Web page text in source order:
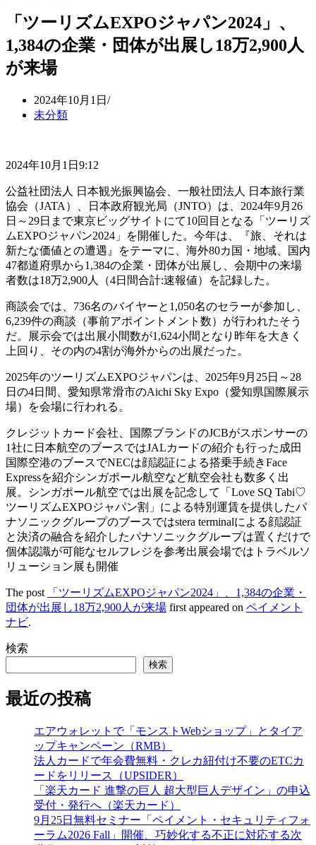
「ツーリズムEXPOジャパン2024」、
1,384の企業・団体が出展し18万2,900人
が来場
2024年10月1日
未分類
2024年10月1日9:12
公益社団法人 日本観光振興協会、一般社団法人 日本旅行業
協会（JATA）、日本政府観光局（JNTO）は、2024年9月26
日～29日まで東京ビッグサイトにて10回目となる「ツーリズ
ムEXPOジャパン2024」を開催した。今年は、『旅、それは
新たな価値との遭遇』をテーマに、海外80カ国・地域、国内
47都道府県から1,384の企業・団体が出展し、会期中の来場
者数は18万2,900人（4日間合計:速報値）を記録した。
商談会では、736名のバイヤーと1,050名のセラーが参加し、
6,239件の商談（事前アポイントメント数）が行われたそう
だ。展示会では出展小間数が1,624小間となり昨年を大きく
上回り、その内の4割が海外からの出展だった。
2025年のツーリズムEXPOジャパンは、2025年9月25日～28
日の4日間、愛知県常滑市のAichi Sky Expo（愛知県国際展示
場）を会場に行われる。
クレジットカード会社、国際ブランドのJCBがスポンサーの
1社に日本航空のブースではJALカードの紹介も行った成田
国際空港のブースでNECは顔認証による搭乗手続きFace
Expressを紹介シンガポール航空など航空会社も数多く出
展。シンガポール航空では出展を記念して「Love SQ Tabi♡
ツーリズムEXPOジャパン割」による特別運賃を提供したパ
ナソニックグループのブースではstera terminalによる顔認証
と決済の融合を紹介したパナソニックグループは置くだけで
個体認識が可能なセルフレジを参考出展会場ではトラベルソ
リューション展も開催
The post
「ツーリズムEXPOジャパン2024」、1,384の企業・
団体が出展し18万2,900人が来場 first appeared on ペイメント
ナビ.
検索
検索
最近の投稿
エアウォレットで「モンストWebショップ」とタイア
ップキャンペーン（RMB）
法人カードで年会費無料・クレカ紐付け不要のETCカ
ードをリリース（UPSIDER）
「楽天カード 進撃の巨人 超大型巨人デザイン」の申込
受付・発行へ（楽天カード）
9月25日無料セミナー「ペイメント・セキュリティフォ
ーラム2026 Fall」開催、巧妙化する不正に対応する次